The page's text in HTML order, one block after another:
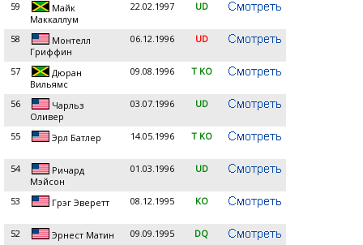
59
Майк
Маккаллум
22.02.1997 UD
58
Монтелл
Гриффин
06.12.1996 UD
57
Дюран
Вильямс
09.08.1996 T KO
56
Чарльз
Оливер
03.07.1996 UD
55 Эрл Батлер 14.05.1996 T KO
54
Ричард
Мэйсон
01.03.1996 UD
53 Грэг Эверетт 08.12.1995 KO
52 Эрнест Матин 09.09.1995 DQ